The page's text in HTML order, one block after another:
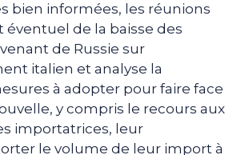
bien informées, les réunions
éventuel de la baisse des
de Russie sur
italien et analyse la
à adopter pour faire face
y compris le recours aux
importatrices, leur
le volume de leur import à